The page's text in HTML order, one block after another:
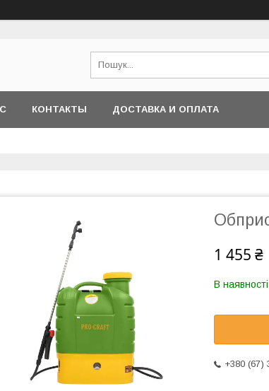
КОНТАКТЫ ДОСТАВКА И ОПЛАТА
1 455 ₴
В наявності
+380 (67)